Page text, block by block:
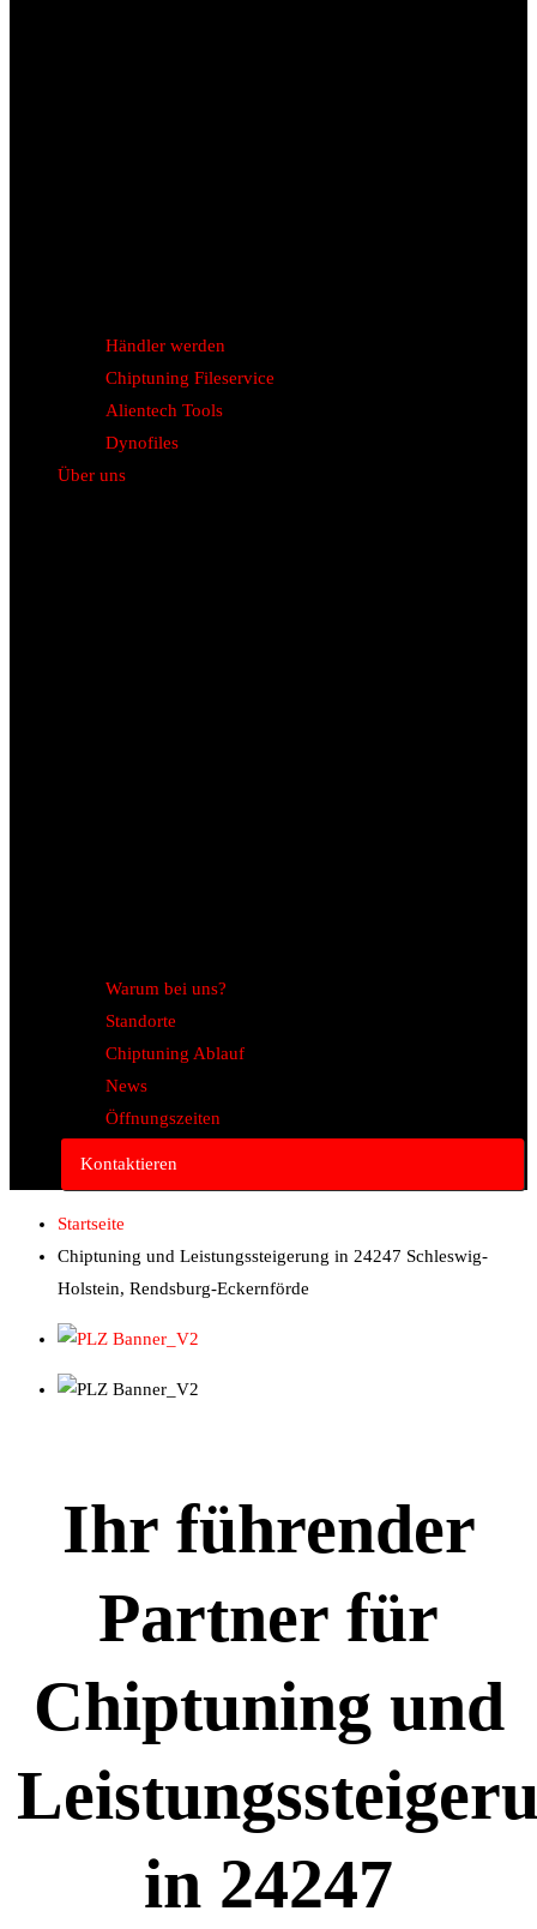
Händler werden
Chiptuning Fileservice
Alientech Tools
Dynofiles
Über uns
Warum bei uns?
Standorte
Chiptuning Ablauf
News
Öffnungszeiten
Kontaktieren
Startseite
Chiptuning und Leistungssteigerung in 24247 Schleswig-
Holstein, Rendsburg-Eckernförde
Ihr führender
Partner für
Chiptuning und
in 24247